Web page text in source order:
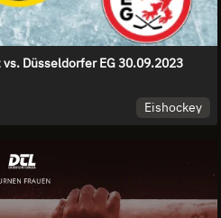
vs. Düsseldorfer EG 30.09.2023
Eishockey